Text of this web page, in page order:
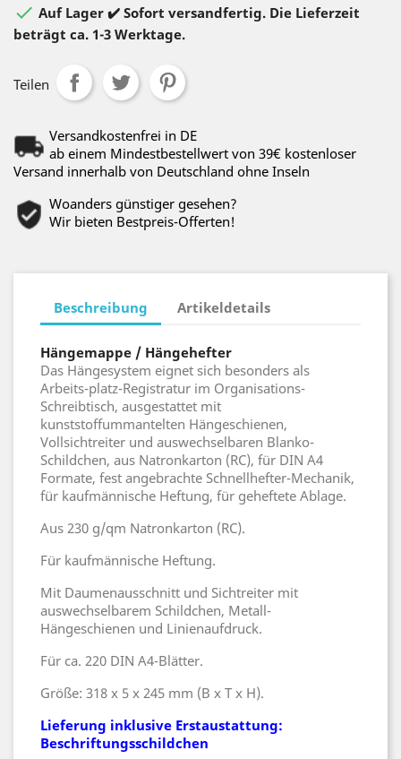
 Auf Lager ✔️ Sofort versandfertig. Die Lieferzeit
beträgt ca. 1-3 Werktage.
Teilen
Versandkostenfrei in DE
ab einem Mindestbestellwert von 39€ kostenloser
Versand innerhalb von Deutschland ohne Inseln
Woanders günstiger gesehen?
Wir bieten Bestpreis-Offerten!
Beschreibung Artikeldetails
Hängemappe / Hängehefter
Das Hängesystem eignet sich besonders als
Arbeits-platz-Registratur im Organisations-
Schreibtisch, ausgestattet mit
kunststoffummantelten Hängeschienen,
Vollsichtreiter und auswechselbaren Blanko-
Schildchen, aus Natronkarton (RC), für DIN A4
Formate, fest angebrachte Schnellhefter-Mechanik,
für kaufmännische Heftung, für geheftete Ablage.
Aus 230 g/qm Natronkarton (RC).
Für kaufmännische Heftung.
Mit Daumenausschnitt und Sichtreiter mit
auswechselbarem Schildchen, Metall-
Hängeschienen und Linienaufdruck.
Für ca. 220 DIN A4-Blätter.
Größe: 318 x 5 x 245 mm (B x T x H).
Lieferung inklusive Erstaustattung:
Beschriftungsschildchen